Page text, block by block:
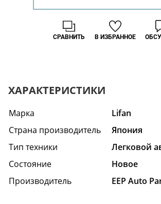
В ИЗБРАННОЕ
СРАВНИТЬ
ХАРАКТЕРИСТИКИ
Марка
Lifan
Страна производитель
Япония
Тип техники
Легковой
Состояние
Hовое
Производитель
EEP Auto